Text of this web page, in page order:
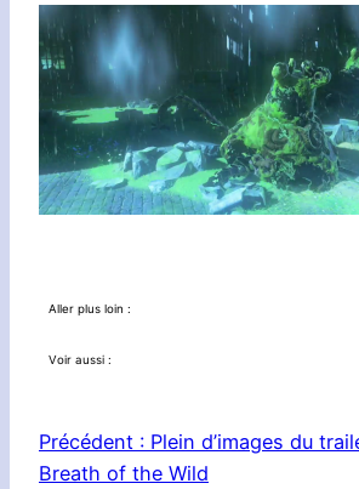
Aller plus loin :
Voir aussi :
Précédent : Plein d’images du
Breath of the Wild